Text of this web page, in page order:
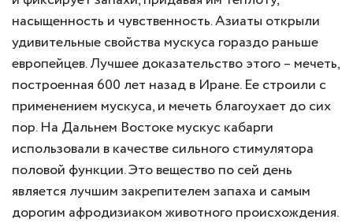
насыщенность и чувственность. Азиаты открыли
удивительные свойства мускуса гораздо раньше
европейцев. Лучшее доказательство этого – мечеть,
построенная 600 лет назад в Иране. Ее строили с
применением мускуса, и мечеть благоухает до сих
пор. На Дальнем Востоке мускус кабарги
использовали в качестве сильного стимулятора
половой функции. Это вещество по сей день
является лучшим закрепителем запаха и самым
дорогим афродизиаком животного происхождения.